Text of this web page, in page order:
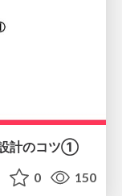
設計のコツ①
0 150